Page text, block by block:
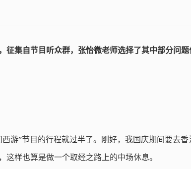
征集自节目听众群，张怡微老师选择了其中部分问
游”节目的行程就过半了。刚好，我国庆期间要去
这样也算是做一个取经之路上的中场休息。